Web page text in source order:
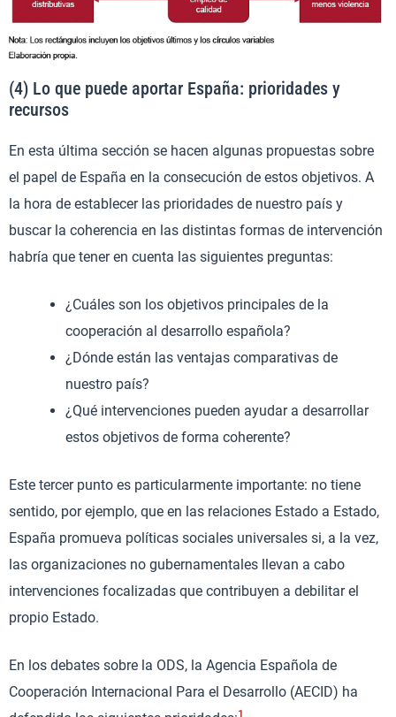
(4) Lo que puede aportar España: prioridades y
recursos
En esta última sección se hacen algunas propuestas sobre
el papel de España en la consecución de estos objetivos. A
la hora de establecer las prioridades de nuestro país y
buscar la coherencia en las distintas formas de intervención
habría que tener en cuenta las siguientes preguntas:
¿Cuáles son los objetivos principales de la
cooperación al desarrollo española?
¿Dónde están las ventajas comparativas de
nuestro país?
¿Qué intervenciones pueden ayudar a desarrollar
estos objetivos de forma coherente?
Este tercer punto es particularmente importante: no tiene
sentido, por ejemplo, que en las relaciones Estado a Estado,
España promueva políticas sociales universales si, a la vez,
las organizaciones no gubernamentales llevan a cabo
intervenciones focalizadas que contribuyen a debilitar el
propio Estado.
En los debates sobre la ODS, la Agencia Española de
Cooperación Internacional Para el Desarrollo (AECID) ha
1